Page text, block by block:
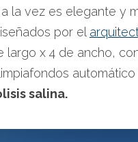
la vez es elegante y
por el
largo x 4 de ancho,
salina.